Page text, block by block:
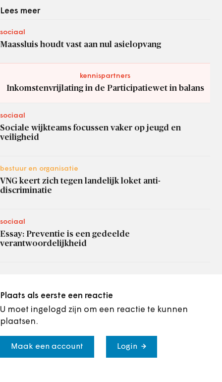
Lees meer
sociaal
Maassluis houdt vast aan nul asielopvang
kennispartners
Inkomstenvrijlating in de Participatiewet in balans
sociaal
Sociale wijkteams focussen vaker op jeugd en
veiligheid
bestuur en organisatie
VNG keert zich tegen landelijk loket anti-
discriminatie
sociaal
Essay: Preventie is een gedeelde
verantwoordelijkheid
Plaats als eerste een reactie
U moet ingelogd zijn om een reactie te kunnen
plaatsen.
Maak een account Login